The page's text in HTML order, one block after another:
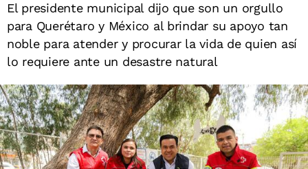
El presidente municipal dijo que son un orgullo
para Querétaro y México al brindar su apoyo tan
noble para atender y procurar la vida de quien así
lo requiere ante un desastre natural